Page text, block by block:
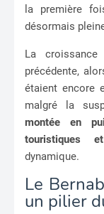
la première
désormais
La
précédente,
étaient encore
malgré la
montée en
touristiques
dynamique.
Le
un pilier